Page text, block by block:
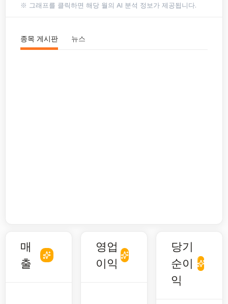
※ 그래프를 클릭하면 해당 월의 AI 분석 정보가 제공됩니다.
종목 게시판 뉴스
매
출
영업
이익
당기
순이
익